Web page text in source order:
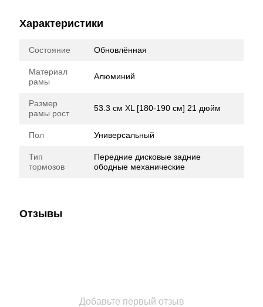
Характеристики
Состояние Обновлённая
Материал
рамы
Алюминий
Размер
рамы рост
53.3 см XL [180-190 см] 21 дюйм
Пол Универсальный
Тип
тормозов
Передние дисковые задние
ободные механические
Отзывы
Добавьте первый отзыв